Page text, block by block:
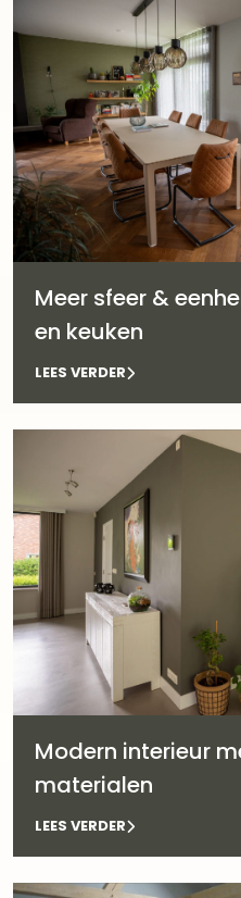
Meer sfeer &
en keuken
LEES VERDER
Modern interieur
materialen
LEES VERDER